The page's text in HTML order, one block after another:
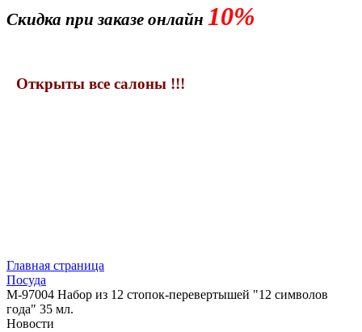
Скидка при заказе онлайн 10%
Открыты все салоны !!!
Главная страница
Посуда
M-97004 Набор из 12 стопок-перевертышей "12 символов
года" 35 мл.
Новости